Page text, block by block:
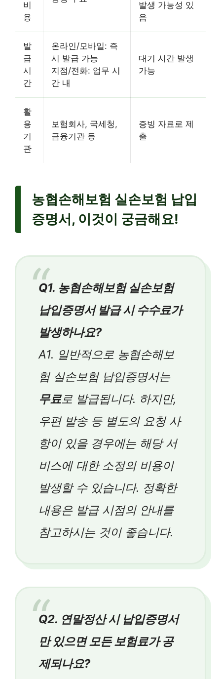
비
용
발생 가능성 있
음
발
급
시
간
온라인/모바일: 즉
시 발급 가능
지점/전화: 업무 시
간 내
대기 시간 발생
가능
활
용
기
관
보험회사, 국세청,
금융기관 등
증빙 자료로 제
출
농협손해보험 실손보험 납입
증명서, 이것이 궁금해요!
Q1. 농협손해보험 실손보험
납입증명서 발급 시 수수료가
발생하나요?
A1. 일반적으로 농협손해보
험 실손보험 납입증명서는
무료로 발급됩니다. 하지만,
우편 발송 등 별도의 요청 사
항이 있을 경우에는 해당 서
비스에 대한 소정의 비용이
발생할 수 있습니다. 정확한
내용은 발급 시점의 안내를
참고하시는 것이 좋습니다.
Q2. 연말정산 시 납입증명서
만 있으면 모든 보험료가 공
제되나요?